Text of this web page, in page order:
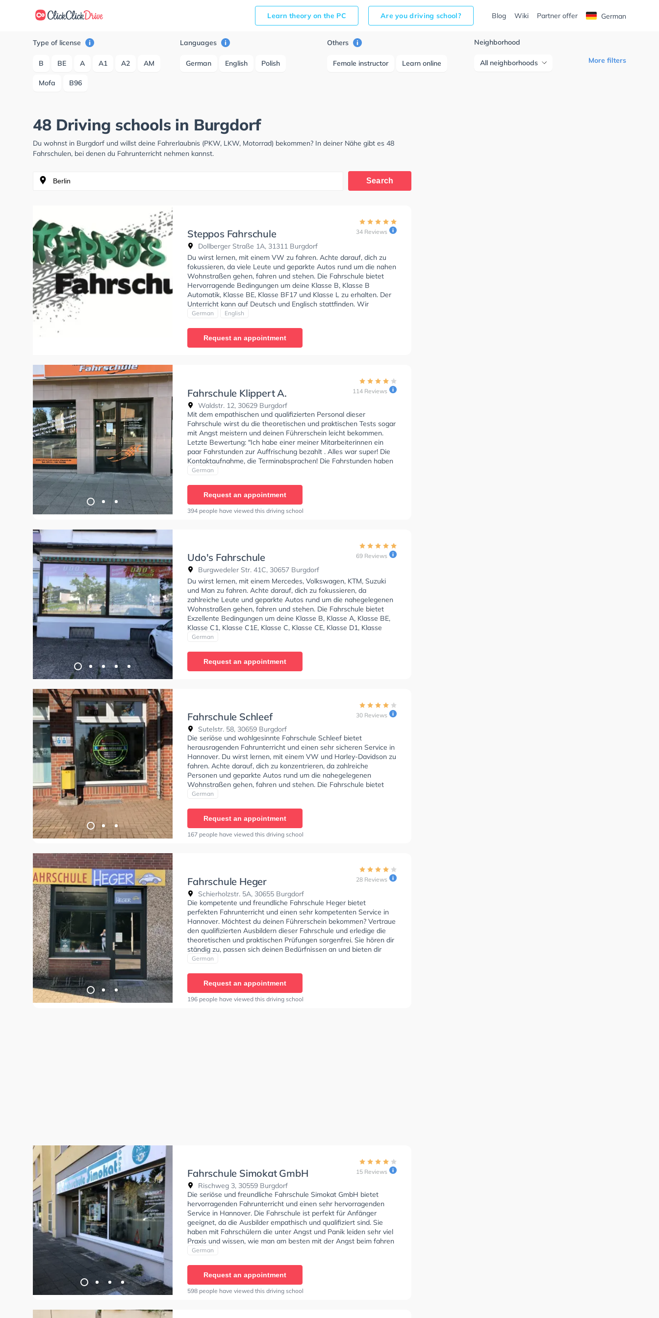
Learn theory on the PC Are you driving school? Blog Wiki Partner offer German
Type of license
B BE A A1 A2 AM
Mofa B96
Languages
German English Polish
Others
Female instructor Learn online
Neighborhood
All neighborhoods More filters
48 Driving schools in Burgdorf
Du wohnst in Burgdorf und willst deine Fahrerlaubnis (PKW, LKW, Motorrad) bekommen? In deiner Nähe gibt es 48
Fahrschulen, bei denen du Fahrunterricht nehmen kannst.
Search
Steppos Fahrschule
Dollberger Straße 1A, 31311 Burgdorf
34 Reviews
Du wirst lernen, mit einem VW zu fahren. Achte darauf, dich zu
fokussieren, da viele Leute und geparkte Autos rund um die nahen
Wohnstraßen gehen, fahren und stehen. Die Fahrschule bietet
Hervorragende Bedingungen um deine Klasse B, Klasse B
Automatik, Klasse BE, Klasse BF17 und Klasse L zu erhalten. Der
Unterricht kann auf Deutsch und Englisch stattfinden. Wir
empfehlen dir auch online-theorie tests am PC zu absolvieren, um
German English
Request an appointment
Fahrschule Klippert A.
Waldstr. 12, 30629 Burgdorf
114 Reviews
Mit dem empathischen und qualifizierten Personal dieser
Fahrschule wirst du die theoretischen und praktischen Tests sogar
mit Angst meistern und deinen Führerschein leicht bekommen.
Letzte Bewertung: "Ich habe einer meiner Mitarbeiterinnen ein
paar Fahrstunden zur Auffrischung bezahlt . Alles war super! Die
Kontaktaufnahme, die Terminabsprachen! Die Fahrstunden haben
ihr Spaß gemacht! Super nettes kompetentes Team Danke
German
Request an appointment
394 people have viewed this driving school
Udo's Fahrschule
Burgwedeler Str. 41C, 30657 Burgdorf
69 Reviews
Du wirst lernen, mit einem Mercedes, Volkswagen, KTM, Suzuki
und Man zu fahren. Achte darauf, dich zu fokussieren, da
zahlreiche Leute und geparkte Autos rund um die nahegelegenen
Wohnstraßen gehen, fahren und stehen. Die Fahrschule bietet
Exzellente Bedingungen um deine Klasse B, Klasse A, Klasse BE,
Klasse C1, Klasse C1E, Klasse C, Klasse CE, Klasse D1, Klasse
DE1, Klasse D, Klasse DE und Klasse T zu erhalten.
German
Request an appointment
Fahrschule Schleef
Sutelstr. 58, 30659 Burgdorf
30 Reviews
Die seriöse und wohlgesinnte Fahrschule Schleef bietet
herausragenden Fahrunterricht und einen sehr sicheren Service in
Hannover. Du wirst lernen, mit einem VW und Harley-Davidson zu
fahren. Achte darauf, dich zu konzentrieren, da zahlreiche
Personen und geparkte Autos rund um die nahegelegenen
Wohnstraßen gehen, fahren und stehen. Die Fahrschule bietet
Hervorragende Bedingungen um deine Klasse A1, Klasse B,
- Prüfbescheinigung zu erhalten. In der Fahrschule Schleef Sie
können einen Termin online anfragen.
German
Request an appointment
167 people have viewed this driving school
Fahrschule Heger
Schierholzstr. 5A, 30655 Burgdorf
28 Reviews
Die kompetente und freundliche Fahrschule Heger bietet
perfekten Fahrunterricht und einen sehr kompetenten Service in
Hannover. Möchtest du deinen Führerschein bekommen? Vertraue
den qualifizierten Ausbildern dieser Fahrschule und erledige die
theoretischen und praktischen Prüfungen sorgenfrei. Sie hören dir
ständig zu, passen sich deinen Bedürfnissen an und bieten dir
eine abgestimmte Lernerfahrung.
German
Request an appointment
196 people have viewed this driving school
Fahrschule Simokat GmbH
Rischweg 3, 30559 Burgdorf
15 Reviews
Die seriöse und freundliche Fahrschule Simokat GmbH bietet
hervorragenden Fahrunterricht und einen sehr hervorragenden
Service in Hannover. Die Fahrschule ist perfekt für Anfänger
geeignet, da die Ausbilder empathisch und qualifiziert sind. Sie
haben mit Fahrschülern die unter Angst und Panik leiden sehr viel
Praxis und wissen, wie man am besten mit der Angst beim fahren
umgehen soll. In der Fahrschule Simokat GmbH Sie können einen
zufrieden und kann jedem empfehlen an den 3 Standorten den
Führerschein zu machen. Wer Kompetente und Erfahrene Lehrer
sucht ist hier genau richtig ;)"
German
Request an appointment
598 people have viewed this driving school